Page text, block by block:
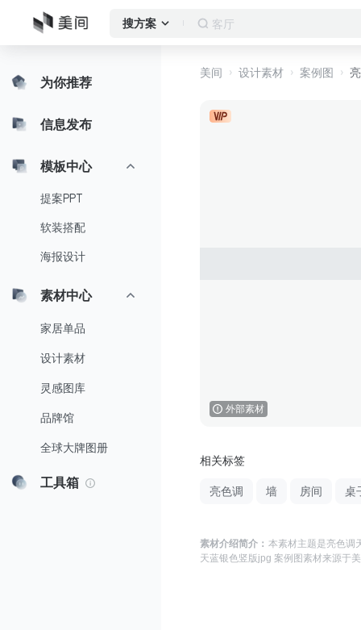
搜方案 窗帘
为你推荐
信息发布
模板中心
提案PPT
软装搭配
海报设计
素材中心
家居单品
设计素材
灵感图库
品牌馆
全球大牌图册
工具箱
美间 设计素材 案例图
外部素材
相关标签
亮色调 墙 房间 桌
素材介绍简介： 本素材主题是亮色调
天蓝银色竖版jpg 案例图 素材来源于